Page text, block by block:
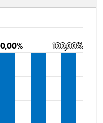
100,00%
100,00%